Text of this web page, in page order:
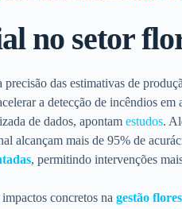
no setor
precisão das estimativas de
a detecção de incêndios em
de dados, apontam estudos.
alcançam mais de 95% de
, permitindo intervenções
concretos na gestão